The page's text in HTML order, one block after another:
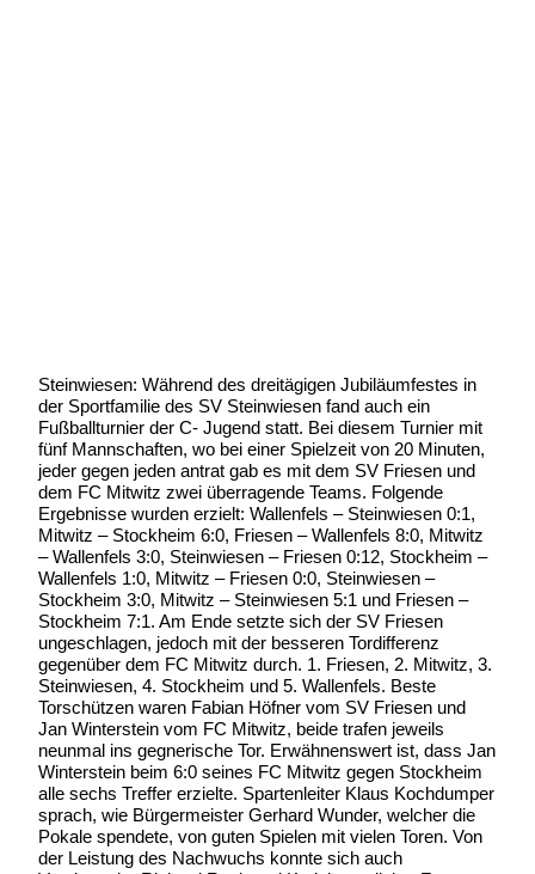
Steinwiesen: Während des dreitägigen Jubiläumfestes in
der Sportfamilie des SV Steinwiesen fand auch ein
Fußballturnier der C- Jugend statt. Bei diesem Turnier mit
fünf Mannschaften, wo bei einer Spielzeit von 20 Minuten,
jeder gegen jeden antrat gab es mit dem SV Friesen und
dem FC Mitwitz zwei überragende Teams. Folgende
Ergebnisse wurden erzielt: Wallenfels – Steinwiesen 0:1,
Mitwitz – Stockheim 6:0, Friesen – Wallenfels 8:0, Mitwitz
– Wallenfels 3:0, Steinwiesen – Friesen 0:12, Stockheim –
Wallenfels 1:0, Mitwitz – Friesen 0:0, Steinwiesen –
Stockheim 3:0, Mitwitz – Steinwiesen 5:1 und Friesen –
Stockheim 7:1. Am Ende setzte sich der SV Friesen
ungeschlagen, jedoch mit der besseren Tordifferenz
gegenüber dem FC Mitwitz durch. 1. Friesen, 2. Mitwitz, 3.
Steinwiesen, 4. Stockheim und 5. Wallenfels. Beste
Torschützen waren Fabian Höfner vom SV Friesen und
Jan Winterstein vom FC Mitwitz, beide trafen jeweils
neunmal ins gegnerische Tor. Erwähnenswert ist, dass Jan
Winterstein beim 6:0 seines FC Mitwitz gegen Stockheim
alle sechs Treffer erzielte. Spartenleiter Klaus Kochdumper
sprach, wie Bürgermeister Gerhard Wunder, welcher die
Pokale spendete, von guten Spielen mit vielen Toren. Von
der Leistung des Nachwuchs konnte sich auch